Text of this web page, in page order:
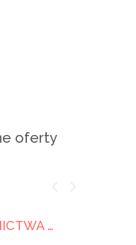
oferty
INŻYNIER BUDOWNICTWA / KONSTRUKTOR (K/M/N)